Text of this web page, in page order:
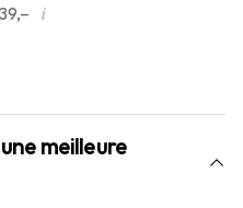
i
meilleure